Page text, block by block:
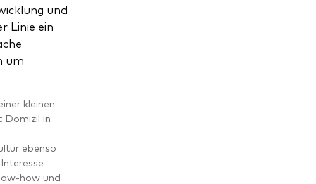
und
Linie ein
um
kleinen
Domizil in
ebenso
how und